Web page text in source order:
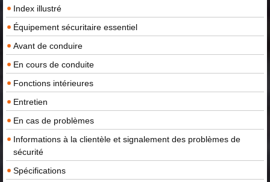
Index illustré
Équipement sécuritaire essentiel
Avant de conduire
En cours de conduite
Fonctions intérieures
Entretien
En cas de problèmes
Informations à la clientèle et signalement des problèmes de
sécurité
Spécifications